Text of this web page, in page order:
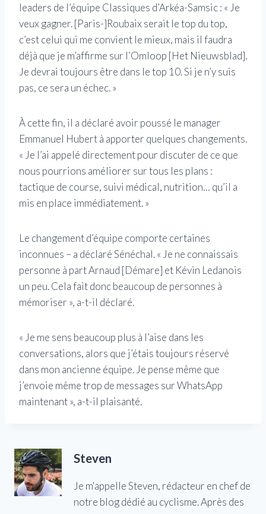
leaders de l’équipe Classiques d’Arkéa-Samsic : « Je
veux gagner. [Paris-]Roubaix serait le top du top,
c’est celui qui me convient le mieux, mais il faudra
déjà que je m’affirme sur l’Omloop [Het Nieuwsblad].
Je devrai toujours être dans le top 10. Si je n’y suis
pas, ce sera un échec. »
À cette fin, il a déclaré avoir poussé le manager
Emmanuel Hubert à apporter quelques changements.
« Je l’ai appelé directement pour discuter de ce que
nous pourrions améliorer sur tous les plans :
tactique de course, suivi médical, nutrition… qu’il a
mis en place immédiatement. »
Le changement d’équipe comporte certaines
inconnues – a déclaré Sénéchal. « Je ne connaissais
personne à part Arnaud [Démare] et Kévin Ledanois
un peu. Cela fait donc beaucoup de personnes à
mémoriser », a-t-il déclaré.
« Je me sens beaucoup plus à l’aise dans les
conversations, alors que j’étais toujours réservé
dans mon ancienne équipe. Je pense même que
j’envoie même trop de messages sur WhatsApp
maintenant », a-t-il plaisanté.
Steven
Je m'appelle Steven, rédacteur en chef de
notre blog dédié au cyclisme. Après des